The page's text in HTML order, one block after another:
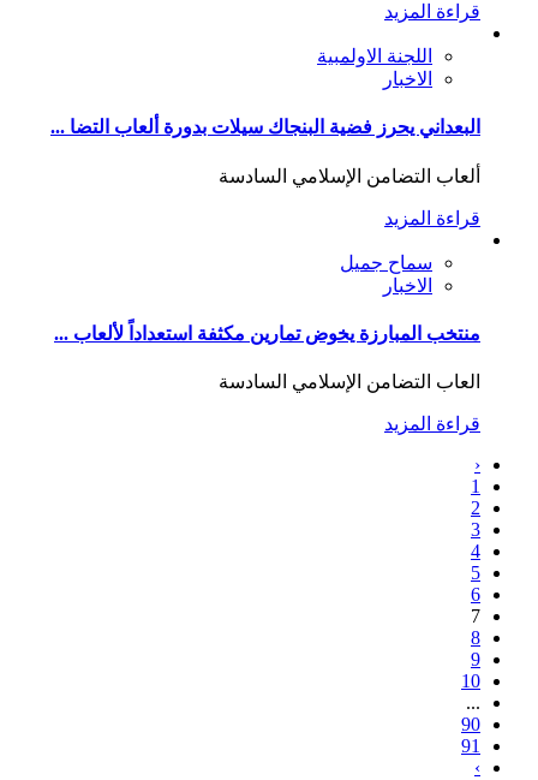
قراءة المزيد
اللجنة الاولمبية
الاخبار
البعداني يحرز فضية البنجاك سيلات بدورة ألعاب التضا ...
ألعاب التضامن الإسلامي السادسة
قراءة المزيد
سماح جميل
الاخبار
منتخب المبارزة يخوض تمارين مكثفة استعداداً لألعاب ...
العاب التضامن الإسلامي السادسة
قراءة المزيد
‹
1
2
3
4
5
6
7
8
9
10
...
90
91
›